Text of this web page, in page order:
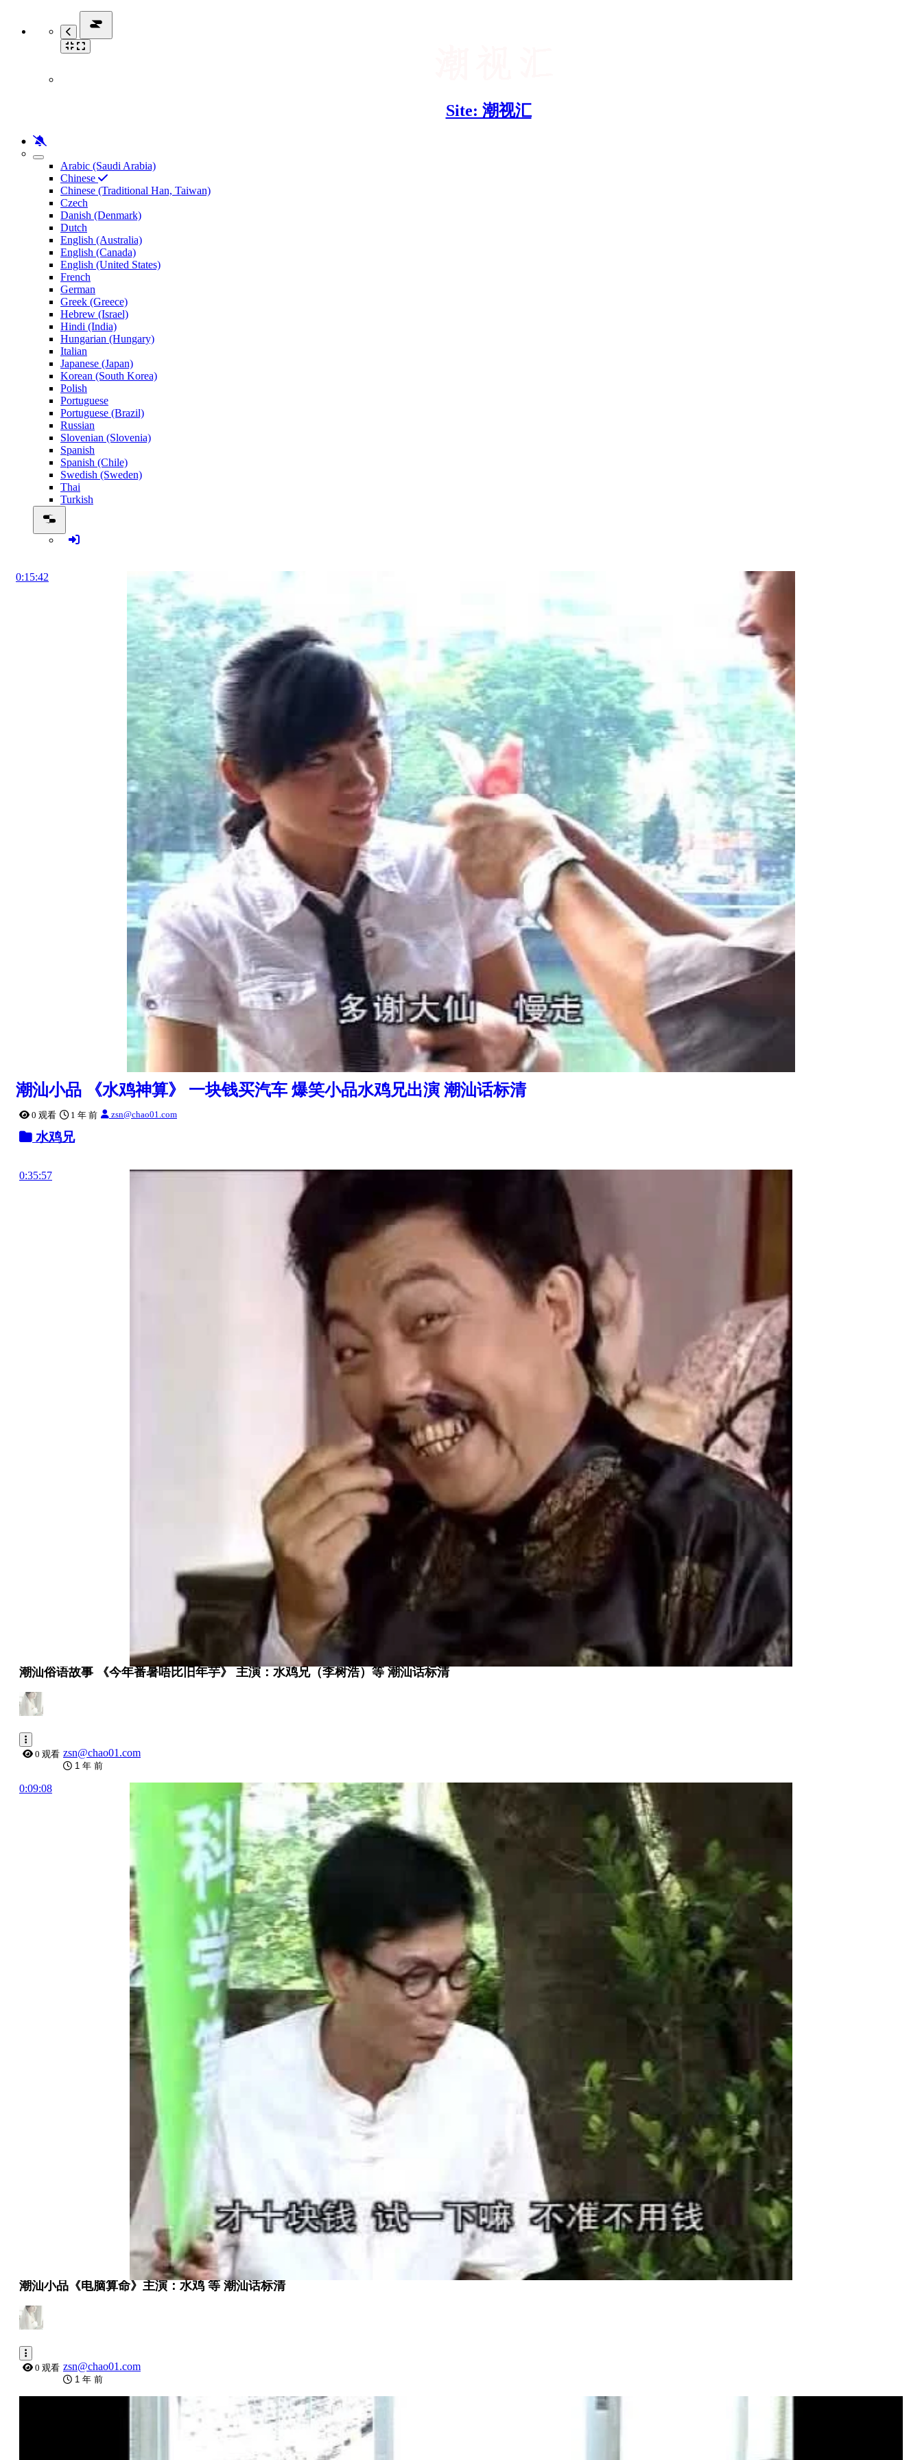
Site: 潮视汇
Arabic (Saudi Arabia)
Chinese
Chinese (Traditional Han, Taiwan)
Czech
Danish (Denmark)
Dutch
English (Australia)
English (Canada)
English (United States)
French
German
Greek (Greece)
Hebrew (Israel)
Hindi (India)
Hungarian (Hungary)
Italian
Japanese (Japan)
Korean (South Korea)
Polish
Portuguese
Portuguese (Brazil)
Russian
Slovenian (Slovenia)
Spanish
Spanish (Chile)
Swedish (Sweden)
Thai
Turkish
0:15:42
潮汕小品 《水鸡神算》 一块钱买汽车 爆笑小品水鸡兄出演 潮汕话标清
0 观看 1 年 前 zsn@chao01.com
水鸡兄
0:35:57
潮汕俗语故事 《今年番暑唔比旧年芋》 主演：水鸡兄（李树浩）等 潮汕话标清
0 观看 zsn@chao01.com
1 年 前
0:09:08
潮汕小品《电脑算命》主演：水鸡 等 潮汕话标清
0 观看 zsn@chao01.com
1 年 前